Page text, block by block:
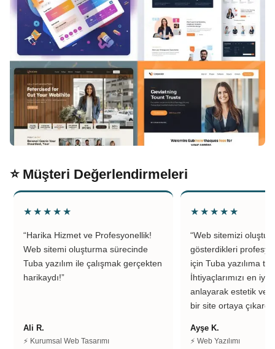
⭐ Müşteri Değerlendirmeleri
★★★★★
“Harika Hizmet ve Profesyonellik!
Web sitemi oluşturma sürecinde
Tuba yazılım ile çalışmak gerçekten
harikaydı!”
Ali R.
⚡ Kurumsal Web Tasarımı
★★★★★
“Web sitemizi
gösterdikleri
için Tuba yazılıma
İhtiyaçlarımızı en iyi
anlayarak estetik ve
bir site ortaya
Ayşe K.
⚡ Web Yazılımı